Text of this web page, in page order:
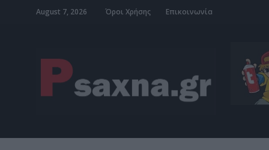
August 7, 2026 Όροι Χρήσης Επικοινωνία